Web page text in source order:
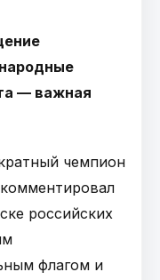
— важная
чемпион
российских
флагом и